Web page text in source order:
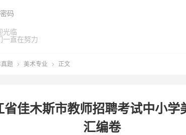
光临
一直在努力
码
题  美术专业  正文
佳木斯市教师招聘考试中小学
汇编卷